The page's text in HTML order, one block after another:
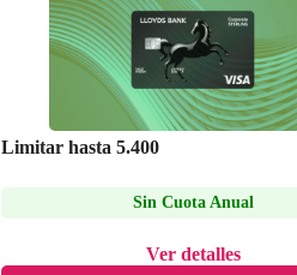
Limitar hasta 5.400
Sin Cuota Anual
Ver detalles